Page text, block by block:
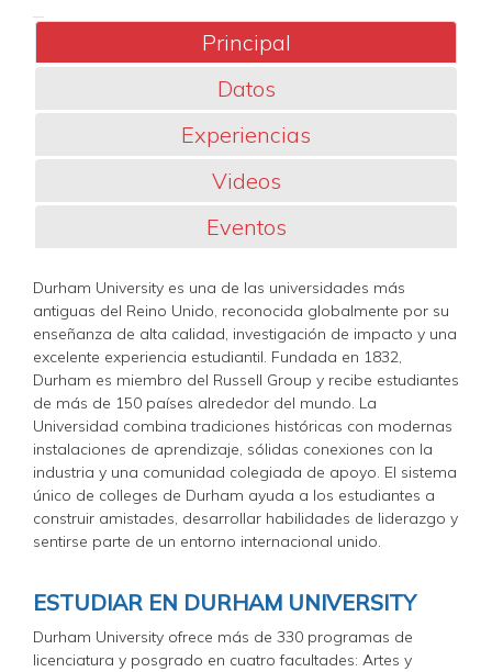
Principal
Datos
Experiencias
Videos
Eventos
Durham University es una de las universidades más
antiguas del Reino Unido, reconocida globalmente por su
enseñanza de alta calidad, investigación de impacto y una
excelente experiencia estudiantil. Fundada en 1832,
Durham es miembro del Russell Group y recibe estudiantes
de más de 150 países alrededor del mundo. La
Universidad combina tradiciones históricas con modernas
instalaciones de aprendizaje, sólidas conexiones con la
industria y una comunidad colegiada de apoyo. El sistema
único de colleges de Durham ayuda a los estudiantes a
construir amistades, desarrollar habilidades de liderazgo y
sentirse parte de un entorno internacional unido.
ESTUDIAR EN DURHAM UNIVERSITY
Durham University ofrece más de 330 programas de
licenciatura y posgrado en cuatro facultades: Artes y